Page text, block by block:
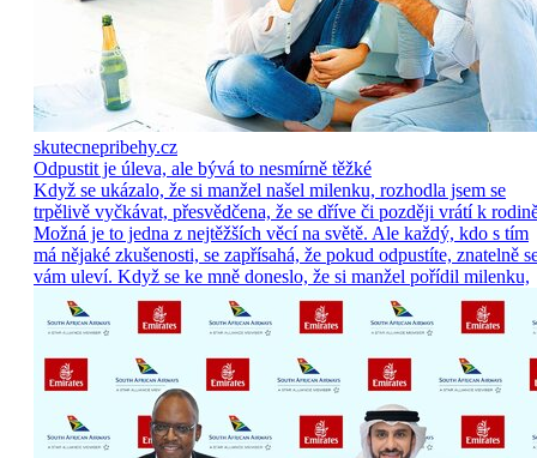
skutecnepribehy.cz
Odpustit je úleva, ale bývá to nesmírně těžké
Když se ukázalo, že si manžel našel milenku, rozhodla jsem se
trpělivě vyčkávat, přesvědčena, že se dříve či později vrátí k
Možná je to jedna z nejtěžších věcí na světě. Ale každý, kdo s tím
má nějaké zkušenosti, se zapřísahá, že pokud odpustíte, znatelně
vám uleví. Když se ke mně doneslo, že si manžel pořídil milenku,